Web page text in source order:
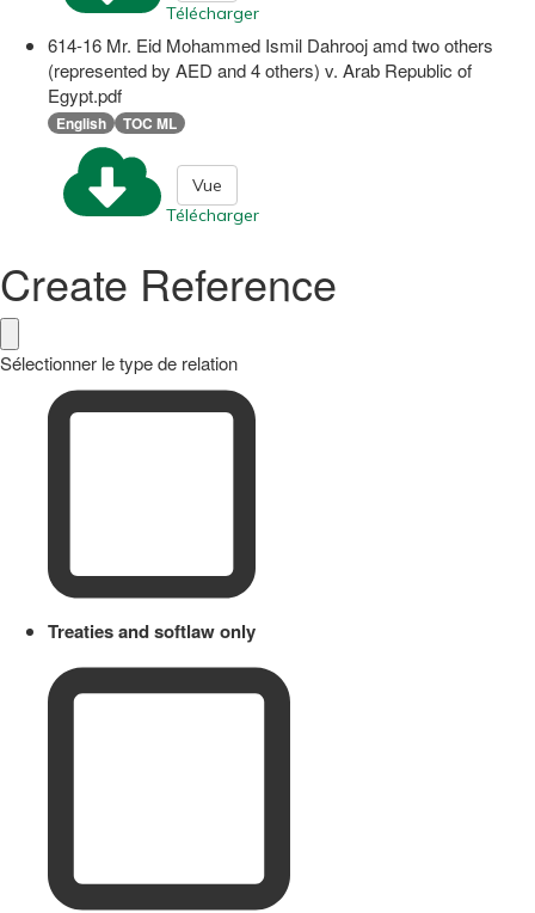
Télécharger
614-16 Mr. Eid Mohammed Ismil Dahrooj amd two others
(represented by AED and 4 others) v. Arab Republic of
Egypt.pdf
English TOC ML
Télécharger
Vue
Create Reference
Sélectionner le type de relation
Treaties and softlaw only